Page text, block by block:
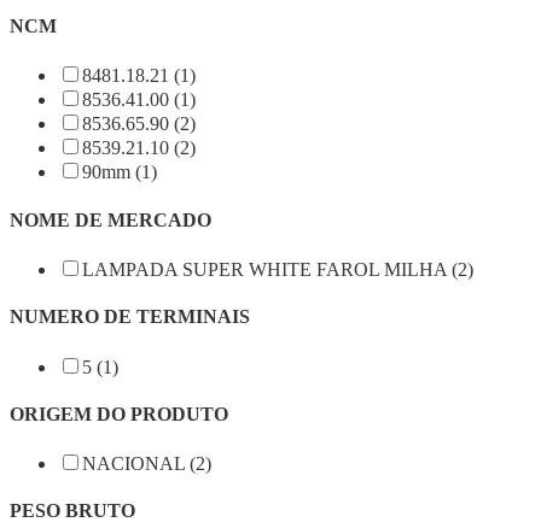
NCM
8481.18.21 (1)
8536.41.00 (1)
8536.65.90 (2)
8539.21.10 (2)
90mm (1)
NOME DE MERCADO
LAMPADA SUPER WHITE FAROL MILHA (2)
NUMERO DE TERMINAIS
5 (1)
ORIGEM DO PRODUTO
NACIONAL (2)
PESO BRUTO